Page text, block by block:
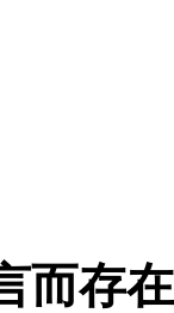
而存